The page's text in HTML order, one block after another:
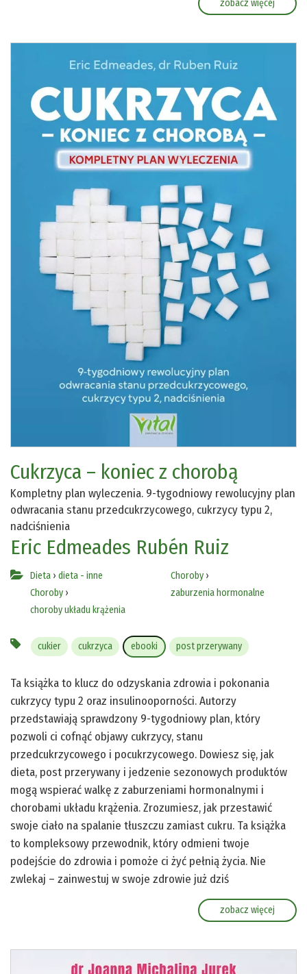
zobacz więcej
Cukrzyca – koniec z chorobą
Kompletny plan wyleczenia. 9-tygodniowy rewolucyjny plan
odwracania stanu przedcukrzycowego, cukrzycy typu 2,
nadciśnienia
Eric Edmeades Rubén Ruiz
Dieta › dieta - inne
Choroby ›
choroby układu krążenia
Choroby›
zaburzenia hormonalne
cukier cukrzyca ebooki post przerywany
Ta książka to klucz do odzyskania zdrowia i pokonania
cukrzycy typu 2 oraz insulinooporności. Autorzy
przedstawiają sprawdzony 9-tygodniowy plan, który
pozwoli ci cofnąć objawy cukrzycy, stanu
przedcukrzycowego i pocukrzycowego. Dowiesz się, jak
dieta, post przerywany i jedzenie sezonowych produktów
mogą wspierać walkę z zaburzeniami hormonalnymi i
chorobami układu krążenia. Zrozumiesz, jak przestawić
swoje ciało na spalanie tłuszczu zamiast cukru. Ta książka
to kompleksowy przewodnik, który odmieni twoje
podejście do zdrowia i pomoże ci żyć pełnią życia. Nie
zwlekaj – zainwestuj w swoje zdrowie już dziś
zobacz więcej